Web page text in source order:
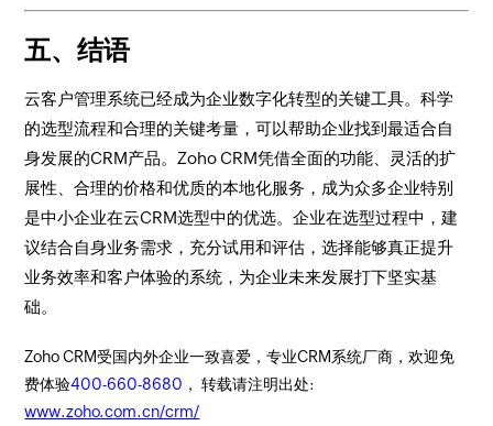
五、结语
云客户管理系统已经成为企业数字化转型的关键工具。科学
的选型流程和合理的关键考量，可以帮助企业找到最适合自
身发展的CRM产品。Zoho CRM凭借全面的功能、灵活的扩
展性、合理的价格和优质的本地化服务，成为众多企业特别
是中小企业在云CRM选型中的优选。企业在选型过程中，建
议结合自身业务需求，充分试用和评估，选择能够真正提升
业务效率和客户体验的系统，为企业未来发展打下坚实基
础。
Zoho CRM受国内外企业一致喜爱，专业CRM系统厂商，欢迎免
费体验400-660-8680 ， 转载请注明出处:
www.zoho.com.cn/crm/